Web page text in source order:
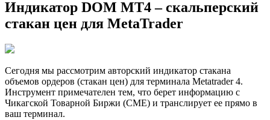
Индикатор DOM MT4 – скальперский
стакан цен для MetaTrader
Сегодня мы рассмотрим авторский индикатор стакана
объемов ордеров (стакан цен) для терминала Metatrader 4.
Инструмент примечателен тем, что берет информацию с
Чикагской Товарной Биржи (CME) и транслирует ее прямо в
ваш терминал.